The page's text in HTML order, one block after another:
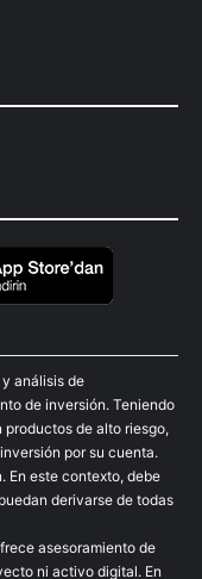
análisis de
de inversión. Teniendo
de alto riesgo,
por su cuenta.
En este contexto, debe
derivarse de todas
asesoramiento de
ni activo digital. En